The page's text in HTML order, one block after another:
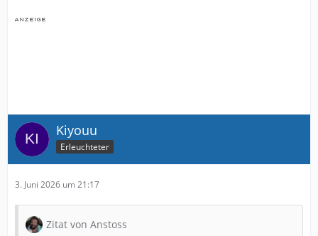
Kiyouu
Erleuchteter
3. Juni 2026 um 21:17
Zitat von Anstoss